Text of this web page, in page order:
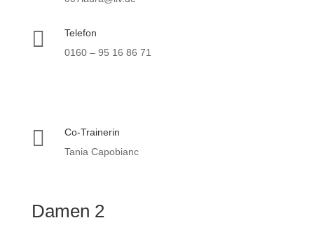

Telefon
0160 – 95 16 86 71

Co-Trainerin
Tania Capobianc
Damen 2